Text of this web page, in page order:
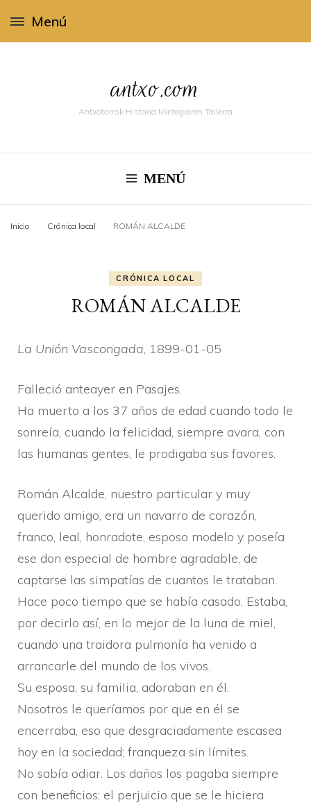
Menú
antxo.com
Antxotarrok Historia Mintegiaren Tailerra
MENÚ
Inicio Crónica local ROMÁN ALCALDE
CRÓNICA LOCAL
ROMÁN ALCALDE
La Unión Vascongada, 1899-01-05
Falleció anteayer en Pasajes.
Ha muerto a los 37 años de edad cuando todo le
sonreí­a, cuando la felicidad, siempre avara, con
las humanas gentes, le prodigaba sus favores.
Román Alcalde, nuestro particular y muy
querido amigo, era un navarro de corazón,
franco, leal, honradote, esposo modelo y poseí­a
ese don especial de hombre agradable, de
captarse las simpatí­as de cuantos le trataban.
Hace poco tiempo que se habí­a casado. Estaba,
por decirlo así­, en lo mejor de la luna de miel,
cuando una traidora pulmoní­a ha venido a
arrancarle del mundo de los vivos.
Su esposa, su familia, adoraban en él.
Nosotros le querí­amos por que en él se
encerraba, eso que desgraciadamente escasea
hoy en la sociedad; franqueza sin lí­mites.
No sabí­a odiar. Los daños los pagaba siempre
con beneficios; el perjuicio que se le hiciera